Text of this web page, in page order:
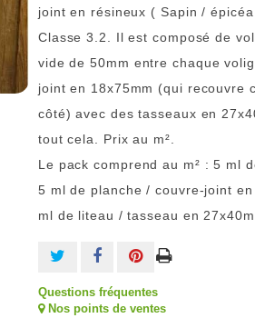
joint en résineux ( Sapin /
Classe 3.2. Il est composé de
vide de 50mm entre chaque
joint en 18x75mm (qui recouvre
côté) avec des tasseaux en
tout cela. Prix au m².
Le pack comprend au m² : 5 ml
5 ml de planche / couvre-joint
ml de liteau / tasseau en
Questions fréquentes
Nos points de ventes